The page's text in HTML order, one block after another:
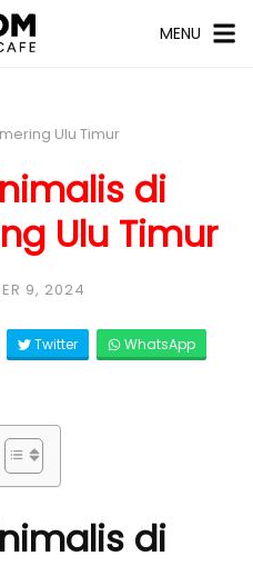
MENU
Ulu Timur
di
Ulu Timur
9, 2024
Twitter
WhatsApp
di